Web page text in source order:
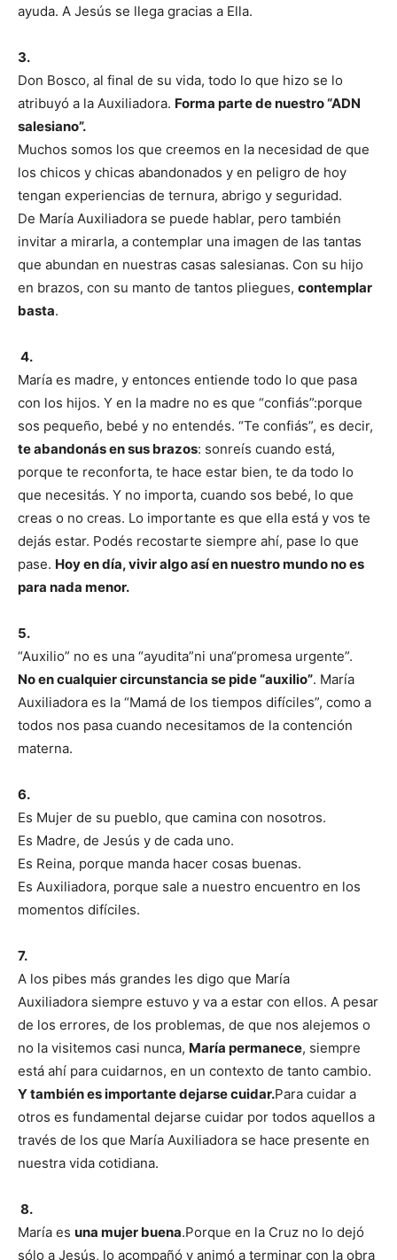
ayuda. A Jesús se llega gracias a Ella.
3.
Don Bosco, al final de su vida, todo lo que hizo se lo
atribuyó a la Auxiliadora. Forma parte de nuestro “ADN
salesiano”.
Muchos somos los que creemos en la necesidad de que
los chicos y chicas abandonados y en peligro de hoy
tengan experiencias de ternura, abrigo y seguridad.
De María Auxiliadora se puede hablar, pero también
invitar a mirarla, a contemplar una imagen de las tantas
que abundan en nuestras casas salesianas. Con su hijo
en brazos, con su manto de tantos pliegues, contemplar
basta.
4.
María es madre, y entonces entiende todo lo que pasa
con los hijos. Y en la madre no es que “confiás”:porque
sos pequeño, bebé y no entendés. “Te confiás”, es decir,
te abandonás en sus brazos: sonreís cuando está,
porque te reconforta, te hace estar bien, te da todo lo
que necesitás. Y no importa, cuando sos bebé, lo que
creas o no creas. Lo importante es que ella está y vos te
dejás estar. Podés recostarte siempre ahí, pase lo que
pase. Hoy en día, vivir algo así en nuestro mundo no es
para nada menor.
5.
“Auxilio” no es una “ayudita”ni una“promesa urgente”.
No en cualquier circunstancia se pide “auxilio”. María
Auxiliadora es la “Mamá de los tiempos difíciles”, como a
todos nos pasa cuando necesitamos de la contención
materna.
6.
Es Mujer de su pueblo, que camina con nosotros.
Es Madre, de Jesús y de cada uno.
Es Reina, porque manda hacer cosas buenas.
Es Auxiliadora, porque sale a nuestro encuentro en los
momentos difíciles.
7.
A los pibes más grandes les digo que María
Auxiliadora siempre estuvo y va a estar con ellos. A pesar
de los errores, de los problemas, de que nos alejemos o
no la visitemos casi nunca, María permanece, siempre
está ahí para cuidarnos, en un contexto de tanto cambio.
Y también es importante dejarse cuidar.Para cuidar a
otros es fundamental dejarse cuidar por todos aquellos a
través de los que María Auxiliadora se hace presente en
nuestra vida cotidiana.
8.
María es una mujer buena.Porque en la Cruz no lo dejó
sólo a Jesús, lo acompañó y animó a terminar con la obra